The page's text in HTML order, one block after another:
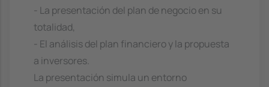
- La presentación del plan de negocio en su
totalidad,
- El análisis del plan financiero y la propuesta
a inversores.
La presentación simula un entorno